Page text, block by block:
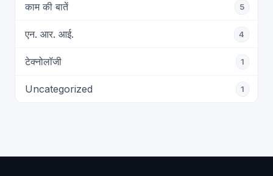
काम की बातें 5
एन. आर. आई. 4
टेक्नोलॉजी 1
Uncategorized 1